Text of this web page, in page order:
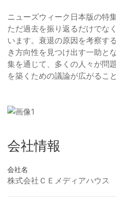
ニューズウィーク日本版の特
ただ過去を振り返るだけでな
います。衰退の原因を考察す
き方向性を見つけ出す一助と
集を通じて、多くの人々が問
を築くための議論が広がるこ
会社情報
会社名
株式会社ＣＥメディアハウス